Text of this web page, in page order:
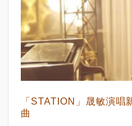
「STATION」晟敏演唱
曲